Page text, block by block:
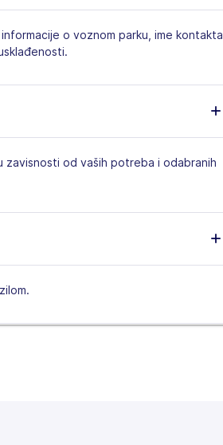
o voznom parku, ime kontakta,
u zavisnosti od vaših potreba i odabranih